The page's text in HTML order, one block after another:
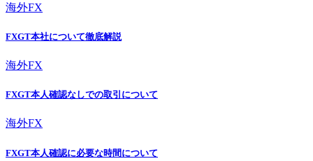
海外FX
FXGT本社について徹底解説
海外FX
FXGT本人確認なしでの取引について
海外FX
FXGT本人確認に必要な時間について